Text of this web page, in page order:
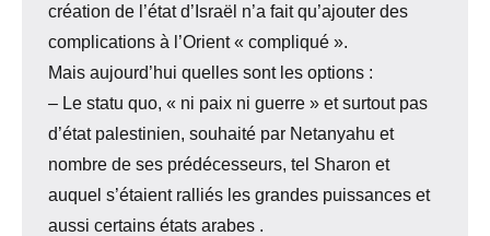
création de l’état d’Israël n’a fait qu’ajouter des
complications à l’Orient « compliqué ».
Mais aujourd’hui quelles sont les options :
– Le statu quo, « ni paix ni guerre » et surtout pas
d’état palestinien, souhaité par Netanyahu et
nombre de ses prédécesseurs, tel Sharon et
auquel s’étaient ralliés les grandes puissances et
aussi certains états arabes .